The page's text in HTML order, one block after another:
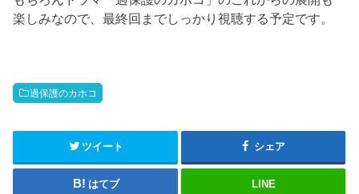
楽しみなので、最終回までしっかり視聴する予定です。
過保護のカホコ
ツイート シェア
はてブ LINE